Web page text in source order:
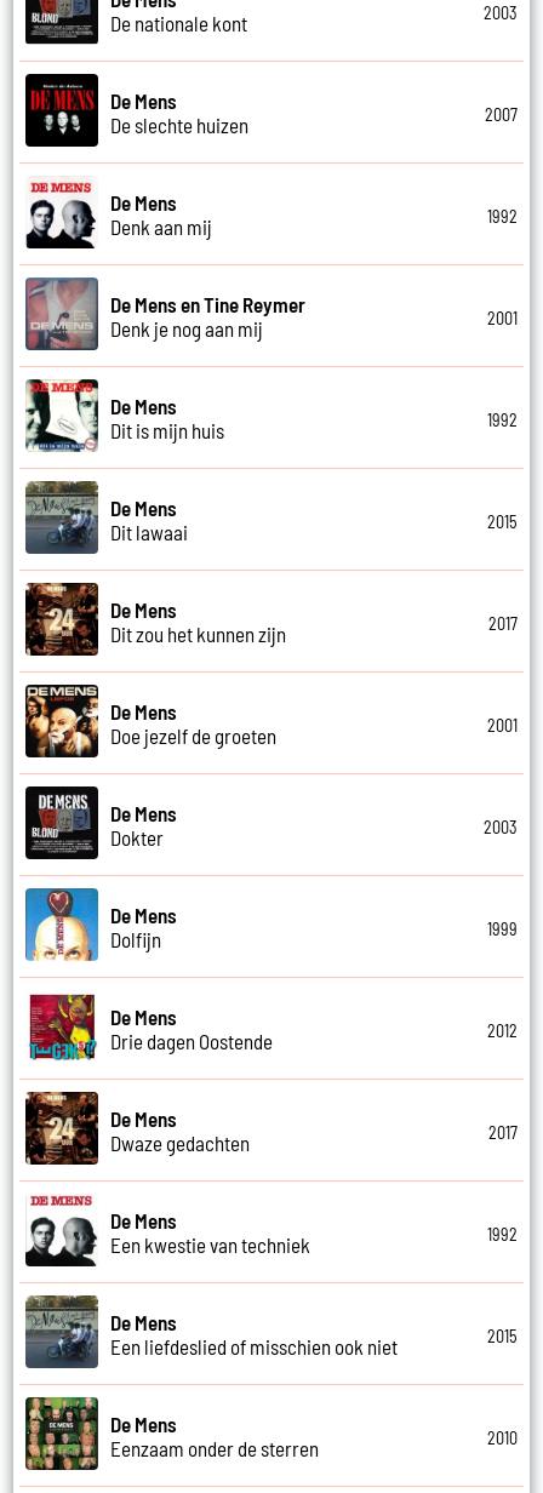
De nationale kont
2003
De Mens
De slechte huizen
2007
De Mens
Denk aan mij
1992
De Mens en Tine Reymer
Denk je nog aan mij
2001
De Mens
Dit is mijn huis
1992
De Mens
Dit lawaai
2015
De Mens
Dit zou het kunnen zijn
2017
De Mens
Doe jezelf de groeten
2001
De Mens
Dokter
2003
De Mens
Dolfijn
1999
De Mens
Drie dagen Oostende
2012
De Mens
Dwaze gedachten
2017
De Mens
Een kwestie van techniek
1992
De Mens
Een liefdeslied of misschien ook niet
2015
De Mens
Eenzaam onder de sterren
2010